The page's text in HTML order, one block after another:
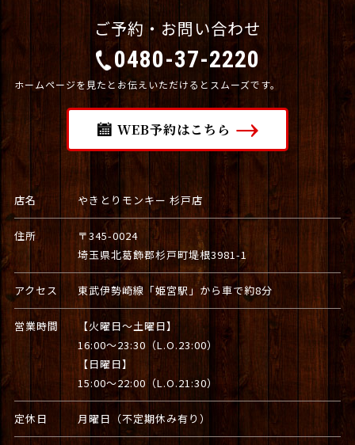
ご予約・お問い合わせ
0480-37-2220
ホームページを見たとお伝えいただけるとスムーズです。
WEB予約はこちら
店名 やきとりモンキー 杉戸店
住所
〒345-0024
埼玉県北葛飾郡杉戸町堤根3981-1
アクセス 東武伊勢崎線「姫宮駅」から車で約8分
営業時間
【火曜日～土曜日】
16:00～23:30（L.O.23:00）
【日曜日】
15:00～22:00（L.O.21:30）
定休日 月曜日（不定期休み有り）